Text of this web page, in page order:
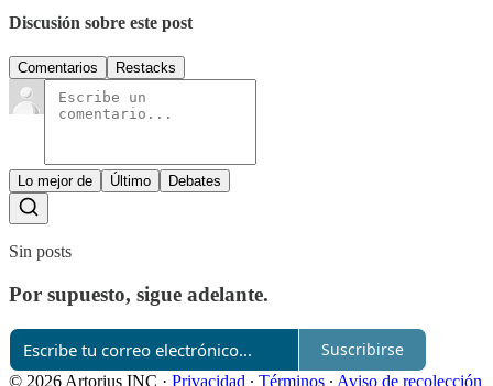
Discusión sobre este post
Comentarios Restacks
Lo mejor de Último Debates
Sin posts
Por supuesto, sigue adelante.
Suscribirse
© 2026 Artorius INC · Privacidad ∙ Términos ∙ Aviso de recolección